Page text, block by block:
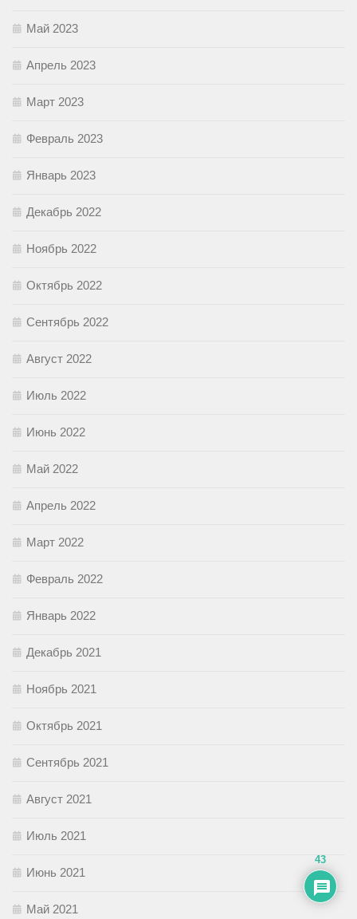
Май 2023
Апрель 2023
Март 2023
Февраль 2023
Январь 2023
Декабрь 2022
Ноябрь 2022
Октябрь 2022
Сентябрь 2022
Август 2022
Июль 2022
Июнь 2022
Май 2022
Апрель 2022
Март 2022
Февраль 2022
Январь 2022
Декабрь 2021
Ноябрь 2021
Октябрь 2021
Сентябрь 2021
Август 2021
Июль 2021
Июнь 2021
Май 2021
43